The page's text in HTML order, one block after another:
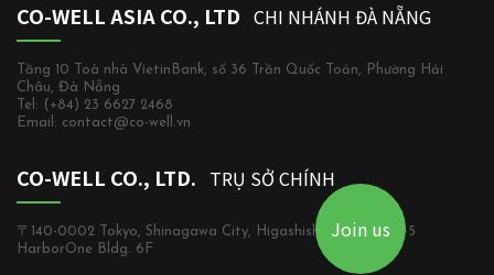
CO-WELL ASIA CO., LTD CHI NHÁNH ĐÀ NẴNG
Tầng 10 Toà nhà VietinBank, số 36 Trần Quốc Toản, Phường Hải
Châu, Đà Nẵng
Tel: (+84) 23 6627 2468
Email: contact@co-well.vn
CO-WELL CO., LTD. TRỤ SỞ CHÍNH
〒140-0002 Tokyo, Shinagawa City, Higashishinagawa, 2-5-5
HarborOne Bldg. 6F
Join us